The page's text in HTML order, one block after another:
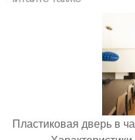
Пластиковая дверь в